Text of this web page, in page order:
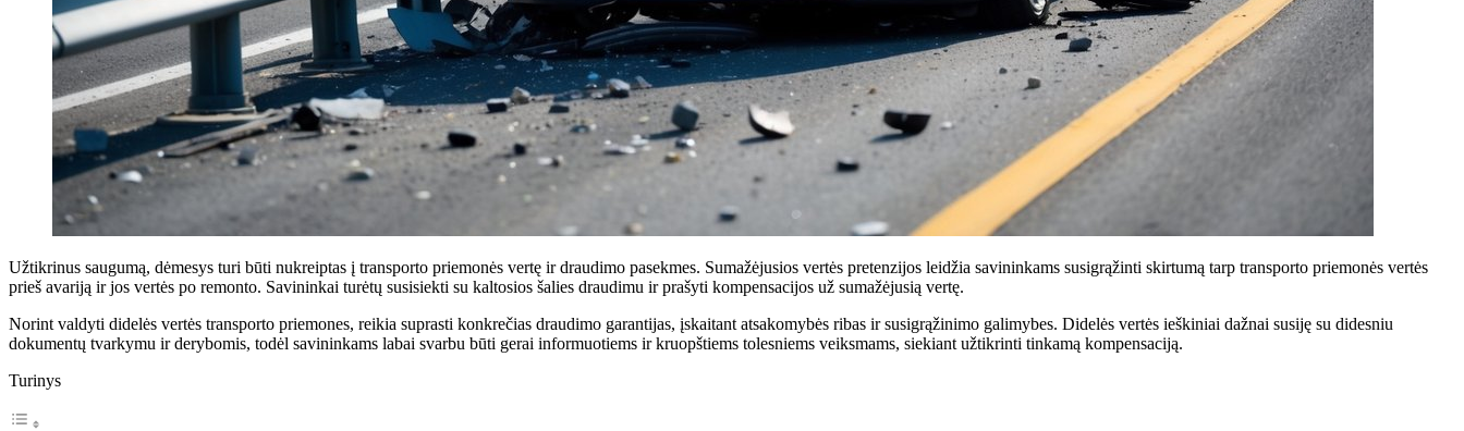
Užtikrinus saugumą, dėmesys turi būti nukreiptas į transporto priemonės vertę ir draudimo pasekmes. Sumažėjusios vertės pretenzijos leidžia savininkams susigrąžinti skirtumą tarp transporto priemonės vertės
prieš avariją ir jos vertės po remonto. Savininkai turėtų susisiekti su kaltosios šalies draudimu ir prašyti kompensacijos už sumažėjusią vertę.
Norint valdyti didelės vertės transporto priemones, reikia suprasti konkrečias draudimo garantijas, įskaitant atsakomybės ribas ir susigrąžinimo galimybes. Didelės vertės ieškiniai dažnai susiję su didesniu
dokumentų tvarkymu ir derybomis, todėl savininkams labai svarbu būti gerai informuotiems ir kruopštiems tolesniems veiksmams, siekiant užtikrinti tinkamą kompensaciją.
Turinys